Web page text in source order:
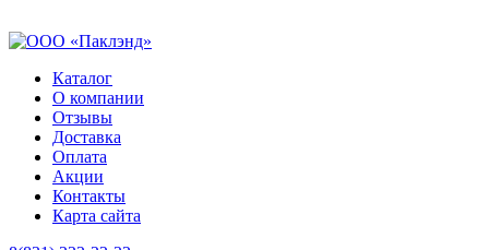
Каталог
О компании
Отзывы
Доставка
Оплата
Акции
Контакты
Карта сайта